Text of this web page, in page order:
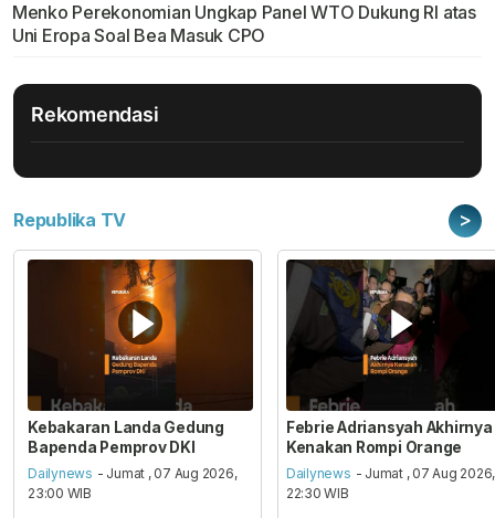
Menko Perekonomian Ungkap Panel WTO Dukung RI atas
Uni Eropa Soal Bea Masuk CPO
Rekomendasi
Republika TV >
Kebakaran Landa Gedung
Bapenda Pemprov DKI
Dailynews - Jumat , 07 Aug 2026,
23:00 WIB
Febrie Adriansyah Akhirnya
Kenakan Rompi Orange
Dailynews - Jumat , 07 Aug 2026,
22:30 WIB